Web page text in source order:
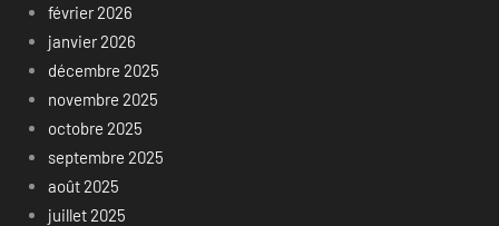
février 2026
janvier 2026
décembre 2025
novembre 2025
octobre 2025
septembre 2025
août 2025
juillet 2025